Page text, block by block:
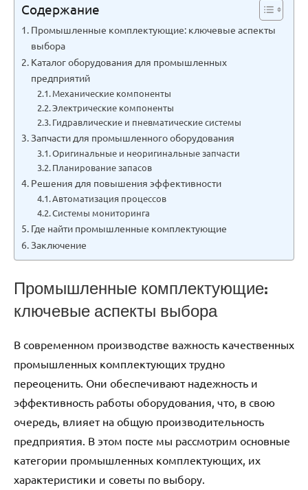
Содержание
Промышленные комплектующие: ключевые аспекты
выбора
Каталог оборудования для промышленных
предприятий
Механические компоненты
Электрические компоненты
Гидравлические и пневматические системы
Запчасти для промышленного оборудования
Оригинальные и неоригинальные запчасти
Планирование запасов
Решения для повышения эффективности
Автоматизация процессов
Системы мониторинга
Где найти промышленные комплектующие
Заключение
Промышленные комплектующие:
ключевые аспекты выбора
В современном производстве важность качественных
промышленных комплектующих трудно
переоценить. Они обеспечивают надежность и
эффективность работы оборудования, что, в свою
очередь, влияет на общую производительность
предприятия. В этом посте мы рассмотрим основные
категории промышленных комплектующих, их
характеристики и советы по выбору.